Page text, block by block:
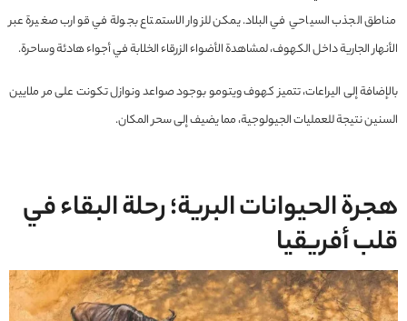
مناطق الجذب السياحي في البلاد. يمكن للزوار الاستمتاع بجولة في قوارب صغيرة عبر
الأنهار الجارية داخل الكهوف، لمشاهدة الأضواء الزرقاء الخلابة في أجواء هادئة وساحرة.
بالإضافة إلى اليراعات، تتميز كهوف ويتومو بوجود صواعد ونوازل تكونت على مر ملايين
السنين نتيجة للعمليات الجيولوجية، مما يضيف إلى سحر المكان.
هجرة الحيوانات البرية؛ رحلة البقاء في
قلب أفريقيا